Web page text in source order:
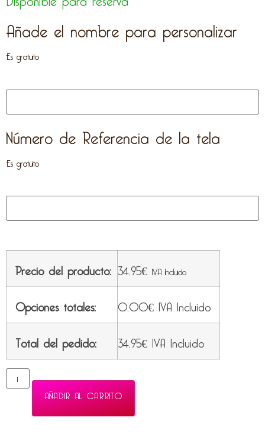
Añade el nombre para personalizar
Es gratuito
Número de Referencia de la tela
Es gratuito
Precio del producto: 34,95€ IVA Incluido
Opciones totales: 0,00€ IVA Incluido
Total del pedido:
34,95€ IVA Incluido
AÑADIR AL CARRITO